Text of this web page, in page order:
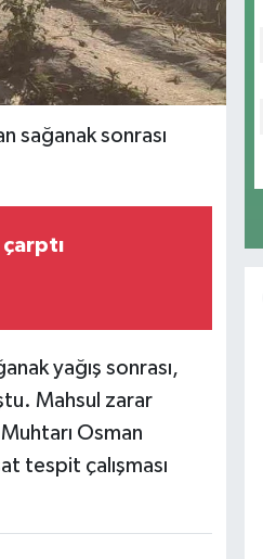
sağanak sonrası
yağış sonrası,
Mahsul zarar
Osman
tespit çalışması